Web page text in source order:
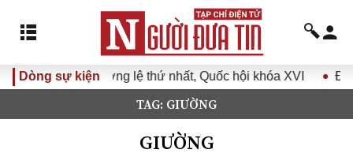
Dòng sự kiện
thường lệ thứ nhất, Quốc hội khóa XVI Đưa Nghị quyết
TAG: GIƯỜNG
GIƯỜNG